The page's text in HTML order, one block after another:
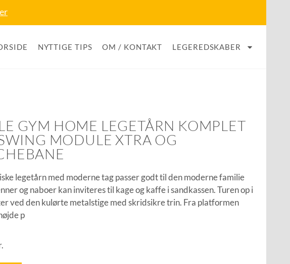
NYTTIGE TIPS OM / KONTAKT LEGEREDSKABER
GYM HOME LEGETÅRN KOMPLET
MODULE XTRA OG
legetårn med moderne tag passer godt til den moderne familie
og naboer kan inviteres til kage og kaffe i sandkassen. Turen op i
ved den kulørte metalstige med skridsikre trin. Fra platformen
p